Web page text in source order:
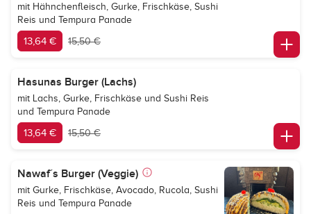
mit Hähnchenfleisch, Gurke, Frischkäse, Sushi
Reis und Tempura Panade
13,64 € 15,50 €
Hasunas Burger (Lachs)
mit Lachs, Gurke, Frischkäse und Sushi Reis
und Tempura Panade
13,64 € 15,50 €
Nawaf´s Burger (Veggie)
mit Gurke, Frischkäse, Avocado, Rucola, Sushi
Reis und Tempura Panade